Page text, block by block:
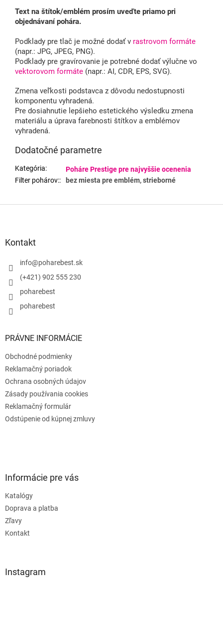
Text na štítok/emblém prosím uveďte priamo pri
objednávaní pohára.
Podklady pre tlač je možné dodať v rastrovom formáte
(napr.: JPG, JPEG, PNG).
Podklady pre gravírovanie je potrebné dodať výlučne vo
vektorovom formáte (napr.: AI, CDR, EPS, SVG).
Zmena veľkosti podstavca z dôvodu nedostupnosti
komponentu vyhradená.
Pre dosiahnutie lepšieho estetického výsledku zmena
materiálu a úprava farebnosti štítkov a emblémov
vyhradená.
Dodatočné parametre
Kategória:
Poháre Prestige pre najvyššie ocenenia
Filter pohárov:: bez miesta pre emblém, strieborné
Kontakt
info@poharebest.sk
(+421) 902 555 230
poharebest
poharebest
PRÁVNE INFORMÁCIE
Obchodné podmienky
Reklamačný poriadok
Ochrana osobných údajov
Zásady používania cookies
Reklamačný formulár
Odstúpenie od kúpnej zmluvy
Informácie pre vás
Katalógy
Doprava a platba
Zľavy
Kontakt
Instagram